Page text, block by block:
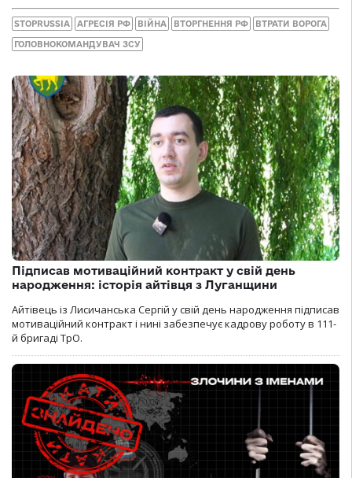
STOPRUSSIA АГРЕСІЯ РФ ВІЙНА ВТОРГНЕННЯ РФ ВТРАТИ ВОРОГА
ГОЛОВНОКОМАНДУВАЧ ЗСУ
Підписав мотиваційний контракт у свій день
народження: історія айтівця з Луганщини
Айтівець із Лисичанська Сергій у свій день народження підписав
мотиваційний контракт і нині забезпечує кадрову роботу в 111-
й бригаді ТрО.